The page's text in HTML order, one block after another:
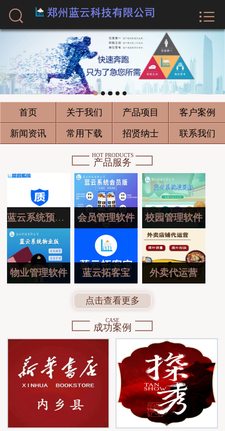

关于我们
产品项目
客户案例
新闻资讯
常用下载
联系我们


首页 关于我们 产品项目 客户案例
新闻资讯 常用下载 招贤纳士 联系我们
HOT PRODUCTS
产品服务
蓝云系统预约版 会员管理软件 校园管理软件
物业管理软件 蓝云拓客宝 外卖代运营
点击查看更多
CASE
成功案例